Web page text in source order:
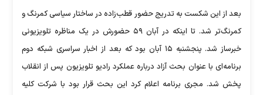
بعد از این شکست به تدریج حضور قطب‌زاده در ساختار سیاسی کمرنگ و
کمرنگ‌تر شد. تا اینکه در آبان ۵۹ حضورش در یک مناظره تلویزیونی
خبرساز شد. پنجشنبه ۱۵ آبان بود که بعد از اخبار سراسری شبکه دوم
برنامه‌ای با عنوان بحث آزاد درباره عملکرد رادیو تلویزیون پس از انقلاب
پخش شد. مجری برنامه اعلام کرد این بحث قرار بود با شرکت کلیه